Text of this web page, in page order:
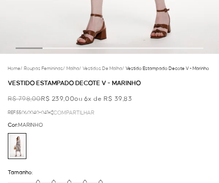
Home/ Roupas Femininas/ Malha/ Vestidos De Malha/ Vestido Estampado Decote V - Marinho
VESTIDO ESTAMPADO DECOTE V - MARINHO
R$ 798,00R$ 239,00ou 6x de R$ 39,83
REF.55.06.0040-041 COMPARTILHAR
Cor:MARINHO
Tamanho: